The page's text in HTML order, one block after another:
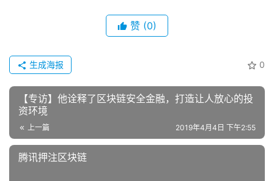
赞 (0)
0
生成海报
【专访】他诠释了区块链安全金融，打造让人放心的投
资环境
上一篇 2019年4月4日 下午2:55
腾讯押注区块链